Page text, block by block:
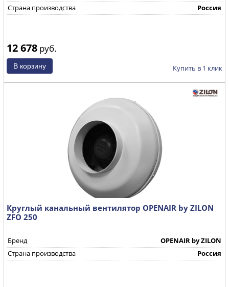
Страна производства
Россия
12 678 руб.
Купить в 1 клик
Круглый канальный вентилятор OPENAIR by ZILON
ZFO 250
Бренд
OPENAIR by ZILON
Страна производства
Россия